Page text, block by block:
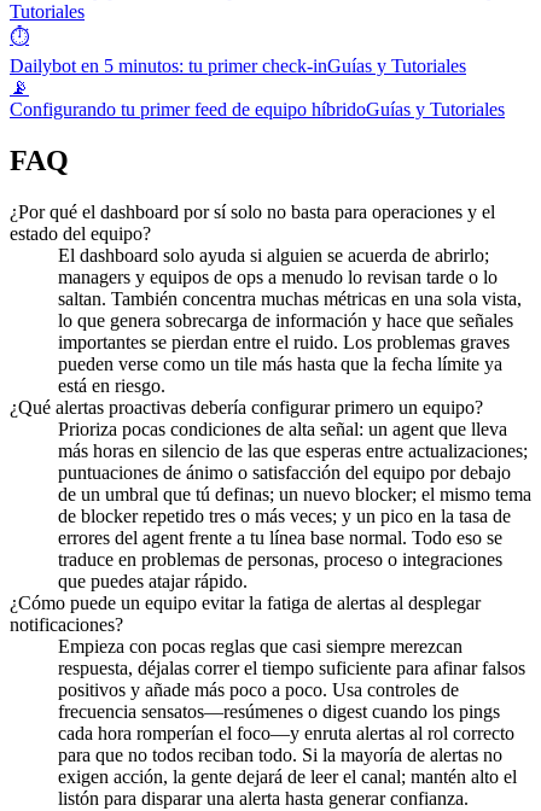
Tutoriales
⏱️
Dailybot en 5 minutos: tu primer check-inGuías y Tutoriales
📡
Configurando tu primer feed de equipo híbridoGuías y Tutoriales
FAQ
¿Por qué el dashboard por sí solo no basta para operaciones y el
estado del equipo?
El dashboard solo ayuda si alguien se acuerda de abrirlo;
managers y equipos de ops a menudo lo revisan tarde o lo
saltan. También concentra muchas métricas en una sola vista,
lo que genera sobrecarga de información y hace que señales
importantes se pierdan entre el ruido. Los problemas graves
pueden verse como un tile más hasta que la fecha límite ya
está en riesgo.
¿Qué alertas proactivas debería configurar primero un equipo?
Prioriza pocas condiciones de alta señal: un agent que lleva
más horas en silencio de las que esperas entre actualizaciones;
puntuaciones de ánimo o satisfacción del equipo por debajo
de un umbral que tú definas; un nuevo blocker; el mismo tema
de blocker repetido tres o más veces; y un pico en la tasa de
errores del agent frente a tu línea base normal. Todo eso se
traduce en problemas de personas, proceso o integraciones
que puedes atajar rápido.
¿Cómo puede un equipo evitar la fatiga de alertas al desplegar
notificaciones?
Empieza con pocas reglas que casi siempre merezcan
respuesta, déjalas correr el tiempo suficiente para afinar falsos
positivos y añade más poco a poco. Usa controles de
frecuencia sensatos—resúmenes o digest cuando los pings
cada hora romperían el foco—y enruta alertas al rol correcto
para que no todos reciban todo. Si la mayoría de alertas no
exigen acción, la gente dejará de leer el canal; mantén alto el
listón para disparar una alerta hasta generar confianza.